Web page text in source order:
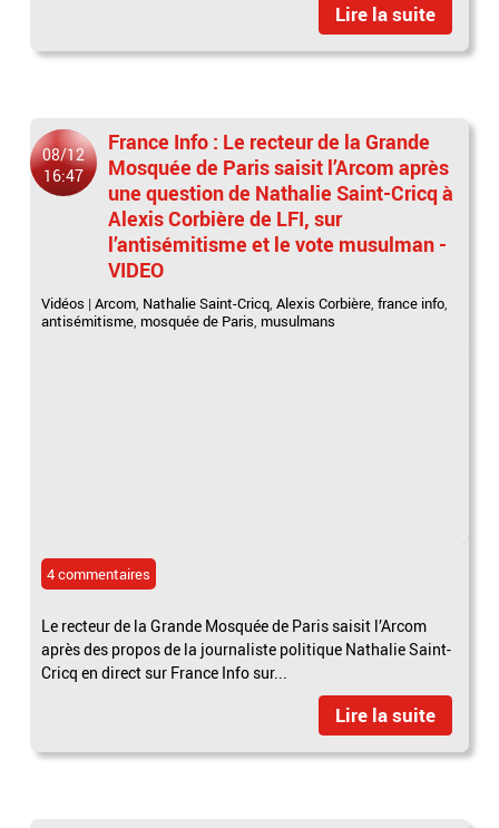
Lire la suite
08/12
16:47
France Info : Le recteur de la Grande
Mosquée de Paris saisit l’Arcom après
une question de Nathalie Saint-Cricq à
Alexis Corbière de LFI, sur
l’antisémitisme et le vote musulman -
VIDEO
Vidéos |Arcom, Nathalie Saint-Cricq,Alexis Corbière,france info,
antisémitisme, mosquée de Paris, musulmans
4 commentaires
Le recteur de la Grande Mosquée de Paris saisit l’Arcom
après des propos de la journaliste politique Nathalie Saint-
Cricq en direct sur France Info sur...
Lire la suite